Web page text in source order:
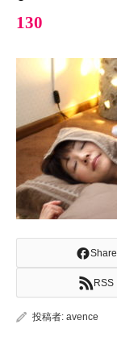
130
Share
RSS
投稿者: avence